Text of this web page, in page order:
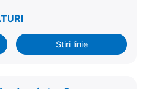
Stiri linie